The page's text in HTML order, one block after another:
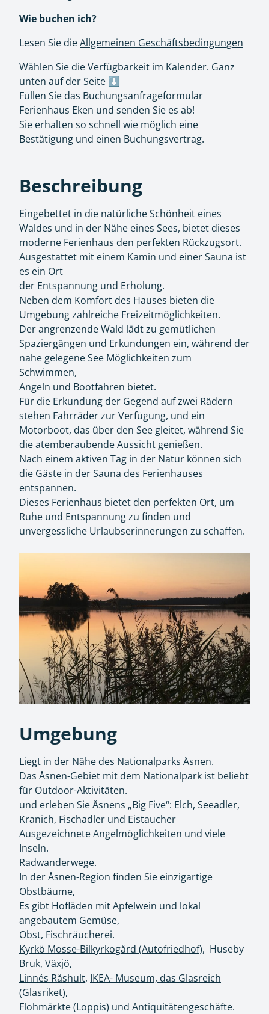
Wie buchen ich?
Lesen Sie dieAllgemeinen Geschäftsbedingungen
Wählen Sie die Verfügbarkeit im Kalender. Ganz
unten auf der Seite ⬇️
Füllen Sie das Buchungsanfrageformular
Ferienhaus Eken und senden Sie es ab!
Sie erhalten so schnell wie möglich eine
Bestätigung und einen Buchungsvertrag.
Beschreibung
Eingebettet in die natürliche Schönheit eines
Waldes und in der Nähe eines Sees, bietet dieses
moderne Ferienhaus den perfekten Rückzugsort.
Ausgestattet mit einem Kamin und einer Sauna ist
es ein Ort
der Entspannung und Erholung.
Neben dem Komfort des Hauses bieten die
Umgebung zahlreiche Freizeitmöglichkeiten.
Der angrenzende Wald lädt zu gemütlichen
Spaziergängen und Erkundungen ein, während der
nahe gelegene See Möglichkeiten zum
Schwimmen,
Angeln und Bootfahren bietet.
Für die Erkundung der Gegend auf zwei Rädern
stehen Fahrräder zur Verfügung, und ein
Motorboot, das über den See gleitet, während Sie
die atemberaubende Aussicht genießen.
Nach einem aktiven Tag in der Natur können sich
die Gäste in der Sauna des Ferienhauses
entspannen.
Dieses Ferienhaus bietet den perfekten Ort, um
Ruhe und Entspannung zu finden und
unvergessliche Urlaubserinnerungen zu schaffen.
Umgebung
Liegt in der Nähe des Nationalparks Åsnen.
Das Åsnen-Gebiet mit dem Nationalpark ist beliebt
für Outdoor-Aktivitäten.
und erleben Sie Åsnens „Big Five“: Elch, Seeadler,
Kranich, Fischadler und Eistaucher
Ausgezeichnete Angelmöglichkeiten und viele
Inseln.
Radwanderwege.
In der Åsnen-Region finden Sie einzigartige
Obstbäume,
Es gibt Hofläden mit Apfelwein und lokal
angebautem Gemüse,
Obst, Fischräucherei.
Kyrkö Mosse-Bilkyrkogård (Autofriedhof), Huseby
Bruk, Växjö,
Linnés Råshult, IKEA- Museum, das Glasreich
(Glasriket),
Flohmärkte (Loppis) und Antiquitätengeschäfte.